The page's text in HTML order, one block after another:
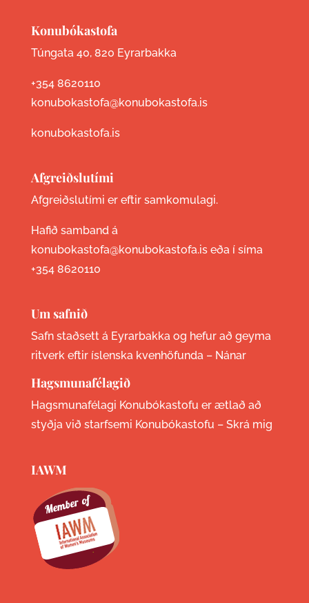
Konubókastofa
Túngata 40, 820 Eyrarbakka
+354 8620110
konubokastofa@konubokastofa.is
konubokastofa.is
Afgreiðslutími
Afgreiðslutími er eftir samkomulagi.
Hafið samband á
konubokastofa@konubokastofa.is eða í síma
+354 8620110
Um safnið
Safn staðsett á Eyrarbakka og hefur að geyma
ritverk eftir íslenska kvenhöfunda – Nánar
Hagsmunafélagið
Hagsmunafélagi Konubókastofu er ætlað að
styðja við starfsemi Konubókastofu – Skrá mig
IAWM